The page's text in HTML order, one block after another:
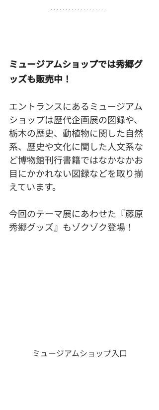
ミュージアムショップでは秀郷グ
ッズも販売中！
エントランスにあるミュージアム
ショップは歴代企画展の図録や、
栃木の歴史、動植物に関した自然
系、歴史や文化に関した人文系な
ど博物館刊行書籍ではなかなかお
目にかかれない図録などを取り揃
えています。
今回のテーマ展にあわせた『藤原
秀郷グッズ』もゾクゾク登場！
ミュージアムショップ入口